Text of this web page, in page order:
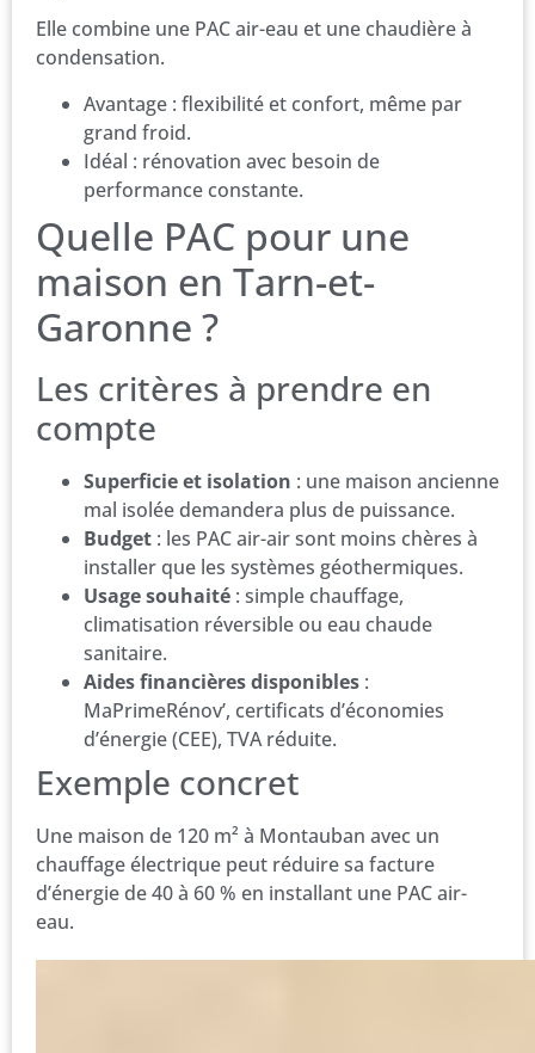
Elle combine une PAC air-eau et une chaudière à
condensation.
Avantage : flexibilité et confort, même par
grand froid.
Idéal : rénovation avec besoin de
performance constante.
Quelle PAC pour une
maison en Tarn-et-
Garonne ?
Les critères à prendre en
compte
Superficie et isolation : une maison ancienne
mal isolée demandera plus de puissance.
Budget : les PAC air-air sont moins chères à
installer que les systèmes géothermiques.
Usage souhaité : simple chauffage,
climatisation réversible ou eau chaude
sanitaire.
Aides financières disponibles :
MaPrimeRénov’, certificats d’économies
d’énergie (CEE), TVA réduite.
Exemple concret
Une maison de 120 m² à Montauban avec un
chauffage électrique peut réduire sa facture
d’énergie de 40 à 60 % en installant une PAC air-
eau.